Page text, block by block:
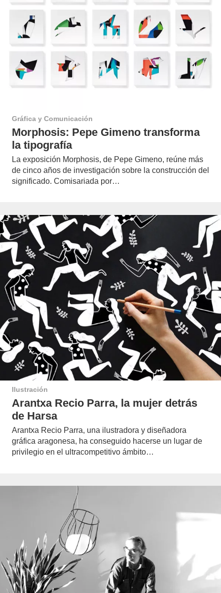
Gráfica y Comunicación
Morphosis: Pepe Gimeno transforma
la tipografía
La exposición Morphosis, de Pepe Gimeno, reúne más
de cinco años de investigación sobre la construcción del
significado. Comisariada por…
Ilustración
Arantxa Recio Parra, la mujer detrás
de Harsa
Arantxa Recio Parra, una ilustradora y diseñadora
gráfica aragonesa, ha conseguido hacerse un lugar de
privilegio en el ultracompetitivo ámbito…